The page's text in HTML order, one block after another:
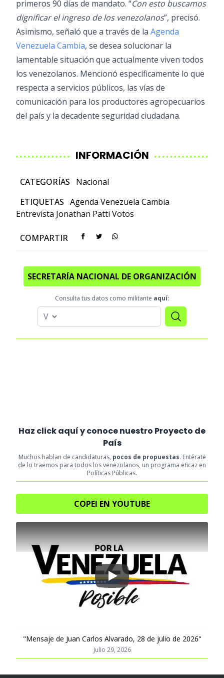
primeros 90 días de mandato. “Con esto buscamos
dignificar el ingreso de los venezolanos”, precisó.
Asimismo, señaló que a través de la Agenda
Venezuela Cambia, se desea solucionar la
lamentable situación que actualmente viven todos
los venezolanos. Mencionó específicamente lo que
respecta a servicios públicos, las vías de
comunicación para los productores agropecuarios
del país y la decadente seguridad ciudadana.
INFORMACIÓN
CATEGORÍAS
Nacional
ETIQUETAS Agenda Venezuela Cambia
Entrevista Jonathan Patti Votos
COMPARTIR
SECRETARÍA NACIONAL DE ORGANIZACIÓN
Consulta tus datos como militante aquí:
Haz click aquí y conoce nuestro Proyecto de
País
Muchos hablan de candidaturas, pocos de propuestas. Entérate
de lo traemos para todos los venezolanos, un programa eficaz en
Políticas Públicas.
COPEI EN YOUTUBE
Play
"Mensaje de Juan Carlos Alvarado, 28 de julio de 2026"
Julio 29, 2026